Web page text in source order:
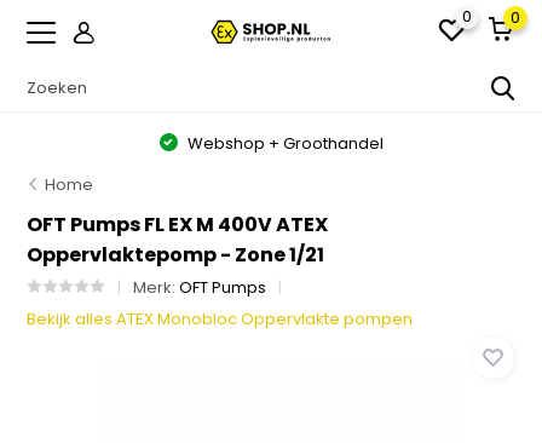
0 0
Webshop + Groothandel
Home
OFT Pumps FL EX M 400V ATEX
Oppervlaktepomp - Zone 1/21
Merk:OFT Pumps
Bekijk alles ATEX Monobloc Oppervlakte pompen